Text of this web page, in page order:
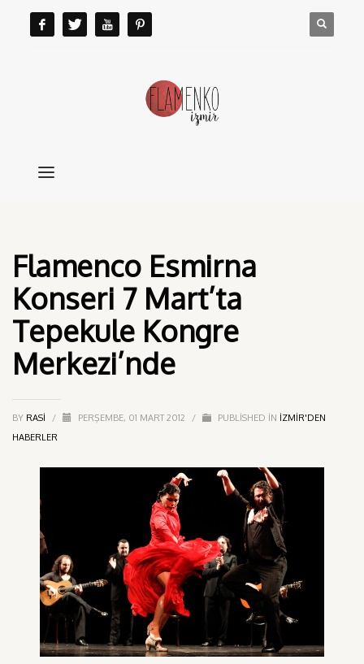
Flamenco Esmirna
Konseri 7 Mart’ta
Tepekule Kongre
Merkezi’nde
BY RASI / PERŞEMBE, 01 MART 2012 / PUBLISHED IN IZMIR'DEN
HABERLER